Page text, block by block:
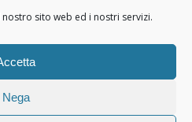
sito web ed i nostri servizi.
Nega